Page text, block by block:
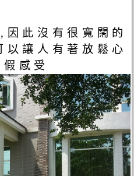
此沒有很寬闊的
讓人有著放鬆心
感受